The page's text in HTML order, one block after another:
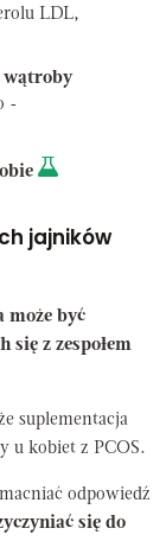
LDL,
wątroby
-
jajników
może być
z zespołem
suplementacja
u kobiet z PCOS.
odpowiedź
się do